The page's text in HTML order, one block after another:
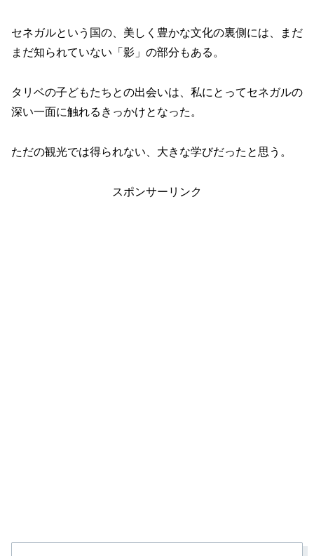
セネガルという国の、美しく豊かな文化の裏側には、まだ
まだ知られていない「影」の部分もある。
タリベの子どもたちとの出会いは、私にとってセネガルの
深い一面に触れるきっかけとなった。
ただの観光では得られない、大きな学びだったと思う。
スポンサーリンク